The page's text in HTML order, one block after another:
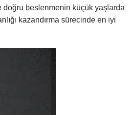
beslenmenin küçük yaşlarda
kazandırma sürecinde en iyi